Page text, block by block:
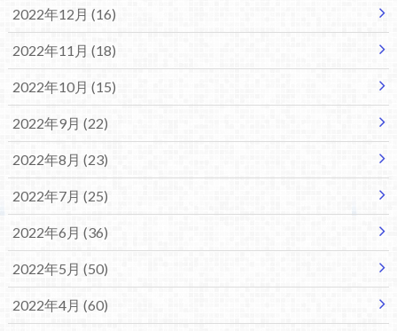
2022年12月 (16)
2022年11月 (18)
2022年10月 (15)
2022年9月 (22)
2022年8月 (23)
2022年7月 (25)
2022年6月 (36)
2022年5月 (50)
2022年4月 (60)